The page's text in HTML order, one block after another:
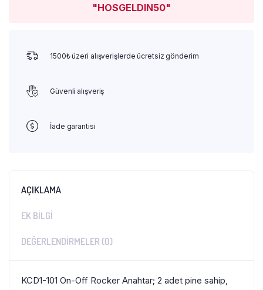
"HOSGELDIN50"
1500₺ üzeri alışverişlerde ücretsiz gönderim
Güvenli alışveriş
İade garantisi
AÇIKLAMA
EK BILGI
DEĞERLENDIRMELER (0)
KCD1-101 On-Off Rocker Anahtar; 2 adet pine sahip,